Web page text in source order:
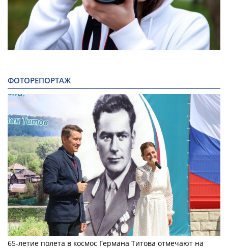
ФОТОРЕПОРТАЖ
65-летие полета в космос Германа Титова отмечают на